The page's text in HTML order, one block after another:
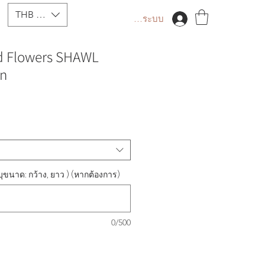
THB (฿) เข้าสู่ระบบ
SHAWL
นาด: กว้าง, ยาว ) (หากต้องการ)
0/500